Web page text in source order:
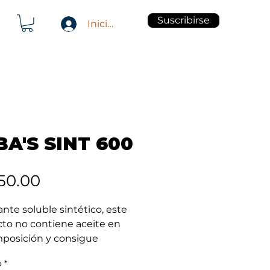
Iniciar sesión Suscribirse
SINT 600
soluble sintético, este
no contiene aceite en
y consigue
este refrigerante ha
*